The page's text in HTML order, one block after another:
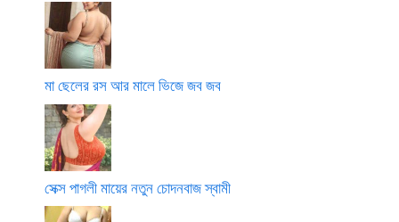
মা ছেলের রস আর মালে ভিজে জব জব
সেক্স পাগলী মায়ের নতুন চোদনবাজ স্বামী